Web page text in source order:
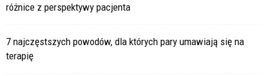
różnice z perspektywy pacjenta
7 najczęstszych powodów, dla których pary umawiają się na
terapię